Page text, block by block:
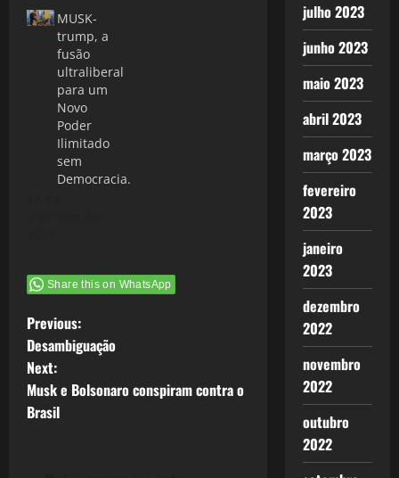
MUSK-
trump, a
fusão
ultraliberal
para um
Novo
Poder
Ilimitado
sem
Democracia.
Share this on WhatsApp
P
o
s
Previous:
Desambiguação
Next:
Musk e Bolsonaro conspiram contra o
Brasil
julho 2023
junho 2023
maio 2023
abril 2023
março 2023
fevereiro
2023
janeiro
2023
dezembro
2022
novembro
2022
outubro
2022